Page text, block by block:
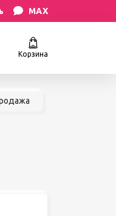
MAX
Корзина